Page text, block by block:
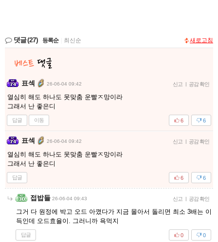
댓글(27) 등록순 최신순 새로고침
표섹 26-06-04 09:42 신고 | 공감 확인
열심히 해도 하나도 못맞춤 운빨ㅈ망이라
그래서 난 좋은디
답글 이동 6
6
표섹 26-06-04 09:42 신고 | 공감 확인
열심히 해도 하나도 못맞춤 운빨ㅈ망이라
그래서 난 좋은디
답글 6
6
접밥들 26-06-04 09:43 신고 | 공감 확인
그거 다 원정에 박고 오드 아꼈다가 지금 몰아서 돌리면 최소 3배는 이
득인데 오드효율이. 그러니까 욕먹지
답글 0
0